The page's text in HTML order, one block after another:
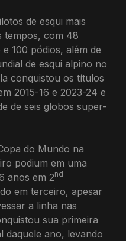
de esqui mais
tempos, com 48
100 pódios, além de
de esqui alpino no
conquistou os títulos
2015-16 e 2023-24 e
de seis globos super-
do Mundo na
podium em uma
anos em 2nd
em terceiro, apesar
a linha nas
sua primeira
daquele ano, levando